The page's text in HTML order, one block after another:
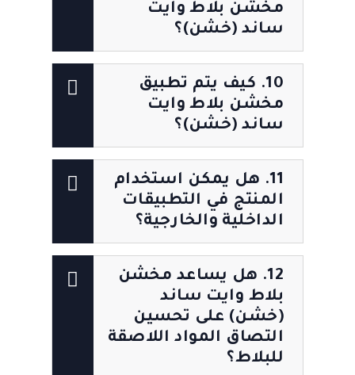
مخشن بلاط وايت
ساند (خشن)؟
10. كيف يتم تطبيق
مخشن بلاط وايت
ساند (خشن)؟
11. هل يمكن استخدام
المنتج في التطبيقات
الداخلية والخارجية؟
12. هل يساعد مخشن
بلاط وايت ساند
(خشن) على تحسين
التصاق المواد اللاصقة
للبلاط؟